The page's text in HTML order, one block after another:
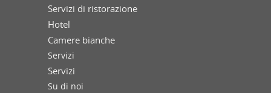
Servizi di ristorazione
Hotel
Camere bianche
Servizi
Servizi
Su di noi